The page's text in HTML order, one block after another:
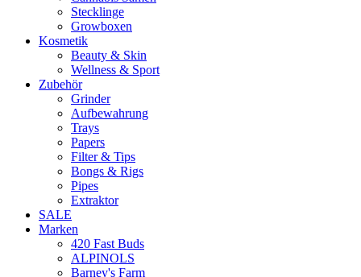
Stecklinge
Growboxen
Kosmetik
Beauty & Skin
Wellness & Sport
Zubehör
Grinder
Aufbewahrung
Trays
Papers
Filter & Tips
Bongs & Rigs
Pipes
Extraktor
SALE
Marken
420 Fast Buds
ALPINOLS
Barney's Farm